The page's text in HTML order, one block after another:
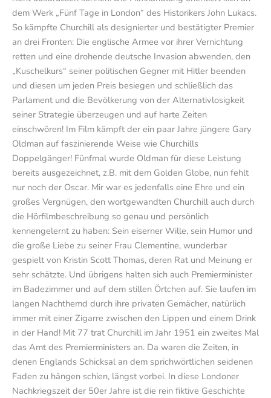
dem Werk „Fünf Tage in London“ des Historikers John Lukacs.
So kämpfte Churchill als designierter und bestätigter Premier
an drei Fronten: Die englische Armee vor ihrer Vernichtung
retten und eine drohende deutsche Invasion abwenden, den
„Kuschelkurs“ seiner politischen Gegner mit Hitler beenden
und diesen um jeden Preis besiegen und schließlich das
Parlament und die Bevölkerung von der Alternativlosigkeit
seiner Strategie überzeugen und auf harte Zeiten
einschwören! Im Film kämpft der ein paar Jahre jüngere Gary
Oldman auf faszinierende Weise wie Churchills
Doppelgänger! Fünfmal wurde Oldman für diese Leistung
bereits ausgezeichnet, z.B. mit dem Golden Globe, nun fehlt
nur noch der Oscar. Mir war es jedenfalls eine Ehre und ein
großes Vergnügen, den wortgewandten Churchill auch durch
die Hörfilmbeschreibung so genau und persönlich
kennengelernt zu haben: Sein eiserner Wille, sein Humor und
die große Liebe zu seiner Frau Clementine, wunderbar
gespielt von Kristin Scott Thomas, deren Rat und Meinung er
sehr schätzte. Und übrigens halten sich auch Premierminister
im Badezimmer und auf dem stillen Örtchen auf. Sie laufen im
langen Nachthemd durch ihre privaten Gemächer, natürlich
immer mit einer Zigarre zwischen den Lippen und einem Drink
in der Hand! Mit 77 trat Churchill im Jahr 1951 ein zweites Mal
das Amt des Premierministers an. Da waren die Zeiten, in
denen Englands Schicksal an dem sprichwörtlichen seidenen
Faden zu hängen schien, längst vorbei. In diese Londoner
Nachkriegszeit der 50er Jahre ist die rein fiktive Geschichte